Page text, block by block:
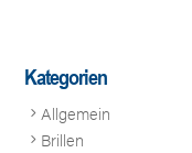
Kategorien
Allgemein
Brillen